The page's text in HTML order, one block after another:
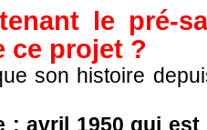
le pré-
ce projet ?
son histoire
: avril 1950 qui